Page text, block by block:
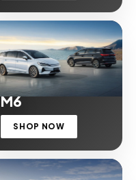
M6
SHOP NOW